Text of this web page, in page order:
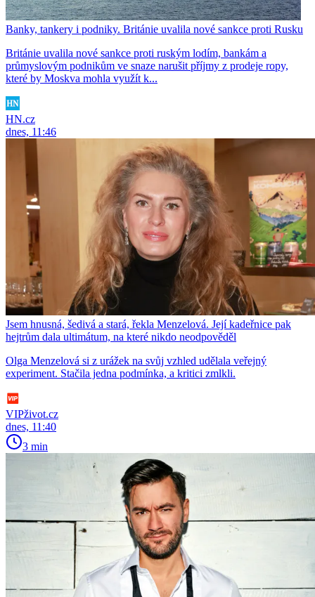
Banky, tankery i podniky. Británie uvalila nové sankce proti Rusku
Británie uvalila nové sankce proti ruským lodím, bankám a
průmyslovým podnikům ve snaze narušit příjmy z prodeje ropy,
které by Moskva mohla využít k...
HN.cz
dnes, 11:46
Jsem hnusná, šedivá a stará, řekla Menzelová. Její kadeřnice pak
hejtrům dala ultimátum, na které nikdo neodpověděl
Olga Menzelová si z urážek na svůj vzhled udělala veřejný
experiment. Stačila jedna podmínka, a kritici zmlkli.
VIPživot.cz
dnes, 11:40
3 min